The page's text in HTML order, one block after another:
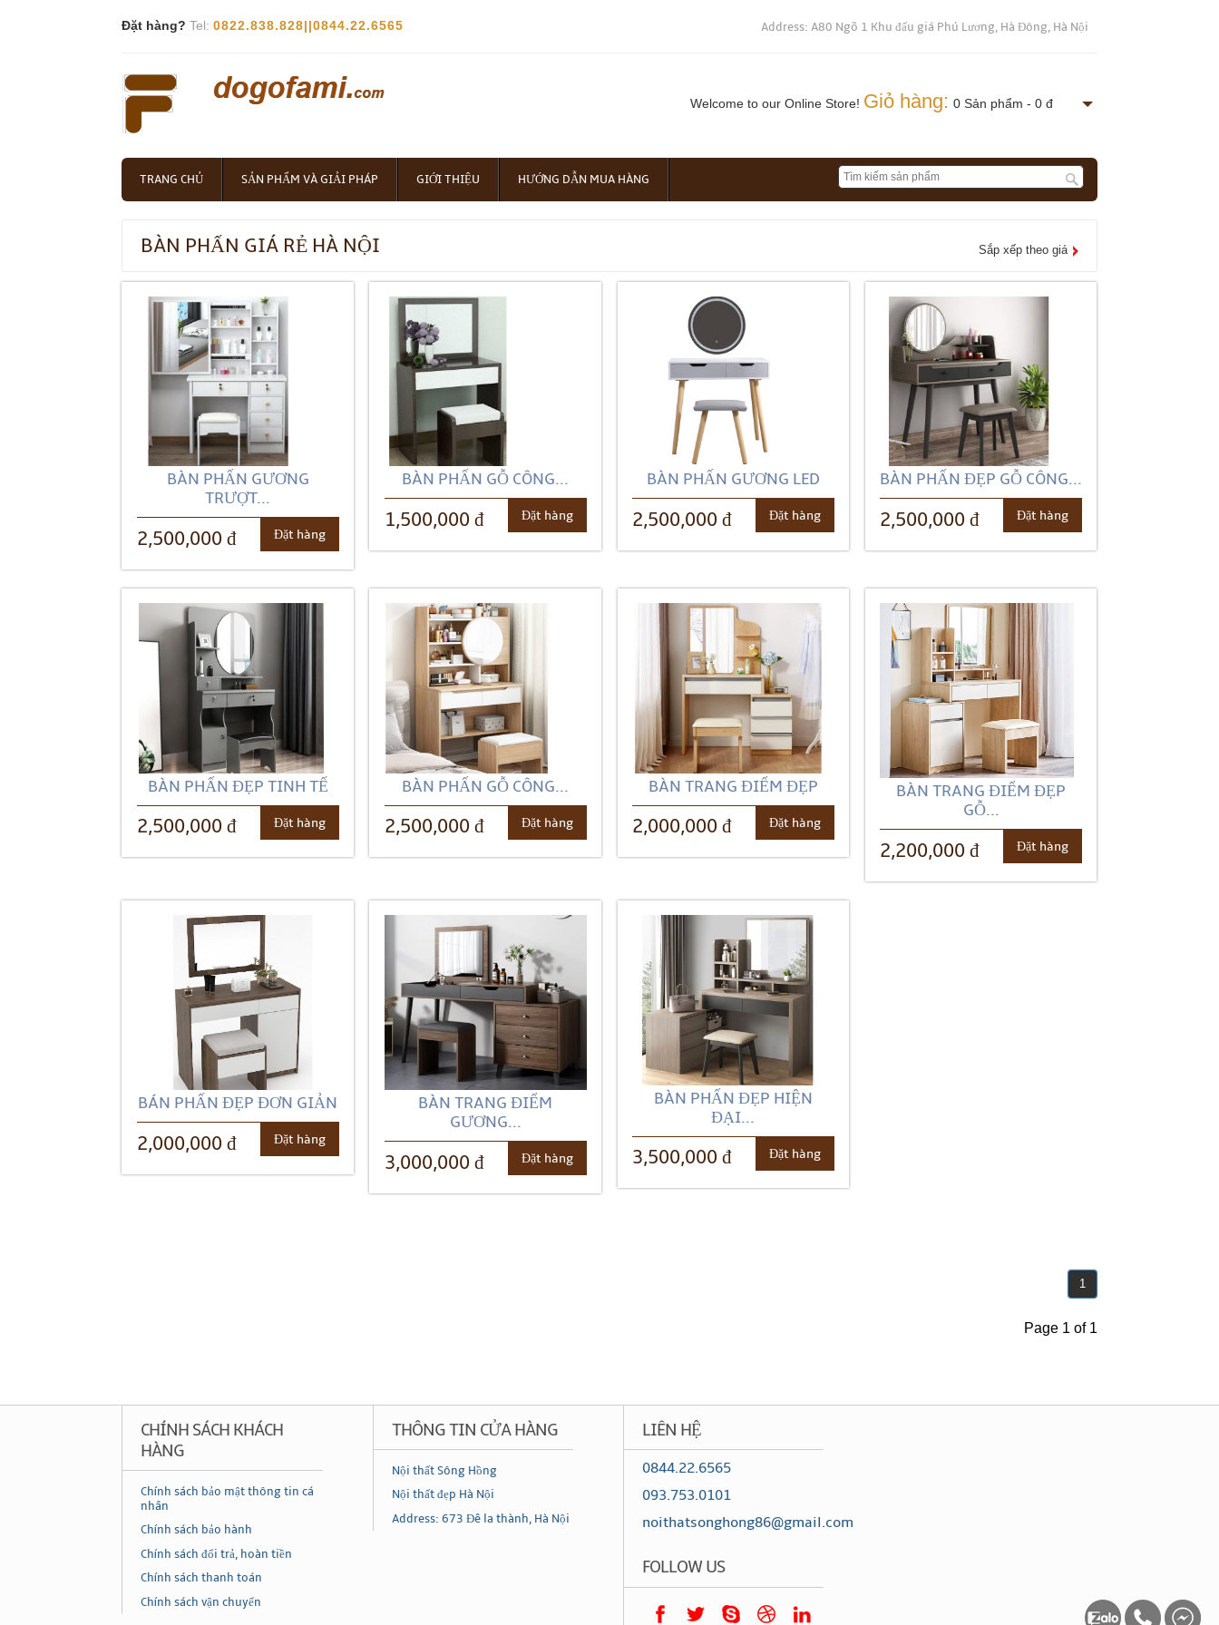
Đặt hàng? Tel:0822.838.828||0844.22.6565 Address: A80 Ngõ 1 Khu đấu giá Phú Lương, Hà Đông, Hà Nội
Welcome to our Online Store! Giỏ hàng: 0 Sản phẩm - 0 đ
TRANG CHỦ SẢN PHẨM VÀ GIẢI PHÁP GIỚI THIỆU HƯỚNG DẪN MUA HÀNG
BÀN PHẤN GIÁ RẺ HÀ NỘI Sắp xếp theo giá
BÀN PHẤN GƯƠNG
TRƯỢT...
2,500,000 đ Đặt hàng
BÀN PHẤN GỖ CÔNG...
1,500,000 đ Đặt hàng
BÀN PHẤN GƯƠNG LED
2,500,000 đ Đặt hàng
BÀN PHẤN ĐẸP GỖ CÔNG...
2,500,000 đ Đặt hàng
BÀN PHẤN ĐẸP TINH TẾ
2,500,000 đ Đặt hàng
BÀN PHẤN GỖ CÔNG...
2,500,000 đ Đặt hàng
BÀN TRANG ĐIỂM ĐẸP
2,000,000 đ Đặt hàng
BÀN TRANG ĐIỂM ĐẸP
GỖ...
2,200,000 đ Đặt hàng
BÁN PHẤN ĐẸP ĐƠN GIẢN
2,000,000 đ Đặt hàng
BÀN TRANG ĐIỂM
GƯƠNG...
3,000,000 đ Đặt hàng
BÀN PHẤN ĐẸP HIỆN
ĐẠI...
3,500,000 đ Đặt hàng
1
Page 1 of 1
CHÍNH SÁCH KHÁCH
HÀNG
Chính sách bảo mật thông tin cá
nhân
Chính sách bảo hành
Chính sách đổi trả, hoàn tiền
Chính sách thanh toán
Chính sách vận chuyển
THÔNG TIN CỬA HÀNG
Nội thất Sông Hồng
Nội thất đẹp Hà Nội
Address: 673 Đê la thành, Hà Nội
LIÊN HỆ
0844.22.6565
093.753.0101
noithatsonghong86@gmail.com
FOLLOW US